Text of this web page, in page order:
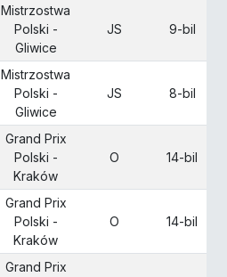
Mistrzostwa
Polski -
Gliwice
JS 9-bil
Mistrzostwa
Polski -
Gliwice
JS 8-bil
Grand Prix
Polski -
Kraków
O 14-bil
Grand Prix
Polski -
Kraków
O 14-bil
Grand Prix